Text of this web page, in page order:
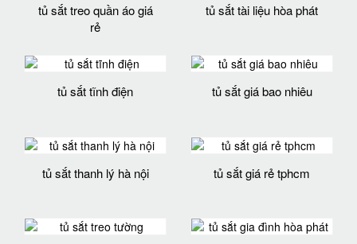
tủ sắt treo quần áo giá
rẻ
tủ sắt tài liệu hòa phát
tủ sắt tĩnh điện tủ sắt giá bao nhiêu
tủ sắt thanh lý hà nội tủ sắt giá rẻ tphcm